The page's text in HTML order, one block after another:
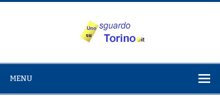
Salta
su Torino
MENU